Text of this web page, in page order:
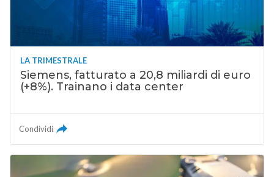
LA TRIMESTRALE
Siemens, fatturato a 20,8 miliardi di euro
(+8%). Trainano i data center
Condividi